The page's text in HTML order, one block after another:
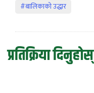
#बालिकाको उद्धार
प्रतिक्रिया दिनुहोस्